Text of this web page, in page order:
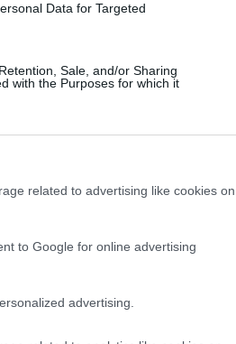
Data for Targeted
Sale, and/or Sharing
with the Purposes for which it
related to advertising like cookies on
to Google for online advertising
advertising.
peggio di me e
e scopri che il
Ovviamente, quando
un commento al
inventò l’Imu, che ha
per l’Italia. “Gli
pagina del
Corriere
ma lascia perdere,